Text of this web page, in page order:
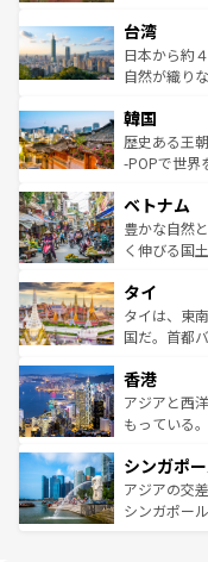
ならではの贅沢な旅
情報はコン
れるおもて
人々、おい
ク、伝統的
ワイを、存分に味わっ
はコンテン
リアリーフ
ク）、タス
ど、見どこ
いる。アク
ビング、ハ
い。オース
参照してほし
台湾
日本から約
自然が織り
ン）、静ひ
と山間の静
驚きをもた
容にもいい
照してほし
韓国
歴史ある王
-POPで世界
き、地方に
できる。そ
まで、さま
リティに包
覧を参照し
ベトナム
豊かな自然
く伸びる国
急速な発展
ーチミン市
醸し出して
とつ。フォ
ひ現地で味
が旅行者を
参照してほし
タイ
タイは、東
国だ。首都
の活気が交
帯で自然と
いビーチで
激する。気
が待ってい
た文化、そ
香港
アジアと西
もっている
み、どこを
ており、効
うな絶景か
シンガポ
アジアの交
シンガポー